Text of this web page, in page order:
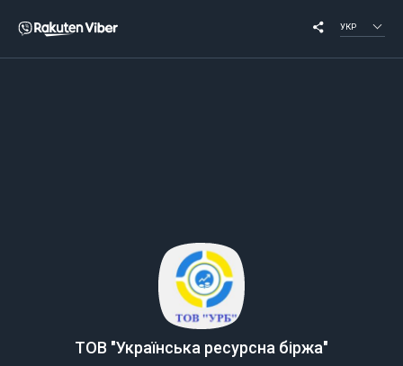
УКР
ТОВ "Українська ресурсна біржа"